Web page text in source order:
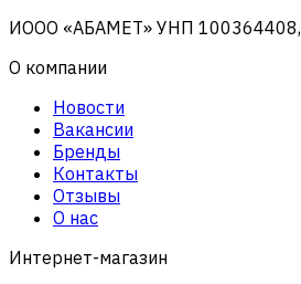
ИООО «АБАМЕТ» УНП 100364408,
О компании
Новости
Вакансии
Бренды
Контакты
Отзывы
О нас
Интернет-магазин